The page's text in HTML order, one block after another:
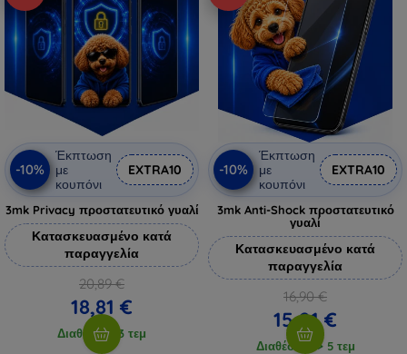
-10%
Έκπτωση
με
κουπόνι
EXTRA10
3mk Privacy προστατευτικό γυαλί
Κατασκευασμένο κατά
παραγγελία
20,89 €
18,81 €
Διαθέσιμο 3 τεμ
-10%
Έκπτωση
με
κουπόνι
EXTRA10
3mk Anti-Shock προστατευτικό
γυαλί
Κατασκευασμένο κατά
παραγγελία
16,90 €
15,21 €
Διαθέσιμο > 5 τεμ